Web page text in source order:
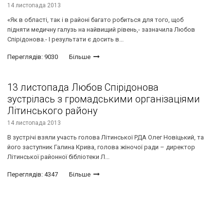
14 листопада 2013
«Як в області, так і в районі багато робиться для того, щоб
підняти медичну галузь на найвищий рівень,- зазначила Любов
Спірідонова.- І результати є досить в...
Переглядів: 9030 Більше
13 листопада Любов Спірідонова
зустрілась з громадськими організаціями
Літинського району
14 листопада 2013
В зустрічі взяли участь голова Літинської РДА Олег Новіцький, та
його заступник Галина Крива, голова жіночої ради – директор
Літинської районної бібліотеки Л...
Переглядів: 4347 Більше